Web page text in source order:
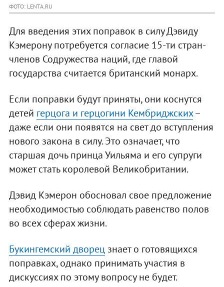
ФОТО: LENTA.RU
Для введения этих поправок в силу Дэвиду
Кэмерону потребуется согласие 15-ти стран-
членов Содружества наций, где главой
государства считается британский монарх.
Если поправки будут приняты, они коснутся
детей герцога и герцогини Кембриджских–
даже если они появятся на свет до вступления
нового закона в силу. Это означает, что
старшая дочь принца Уильяма и его супруги
может стать королевой Великобритании.
Дэвид Кэмерон обосновал свое предложение
необходимостью соблюдать равенство полов
во всех сферах жизни.
Букингемский дворецзнает о готовящихся
поправках, однако принимать участия в
дискуссиях по этому вопросу не будет.